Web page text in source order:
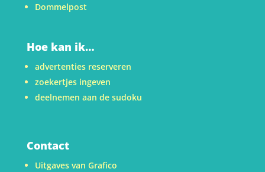
Dommelpost
Hoe kan ik…
advertenties reserveren
zoekertjes ingeven
deelnemen aan de sudoku
Contact
Uitgaves van Grafico